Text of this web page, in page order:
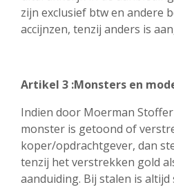
zijn exclusief btw en andere
accijnzen, tenzij anders is
Artikel 3 :Monsters en
Indien door Moerman
monster is getoond of
koper/opdrachtgever, dan
tenzij het verstrekken gold
aanduiding. Bij stalen is altijd